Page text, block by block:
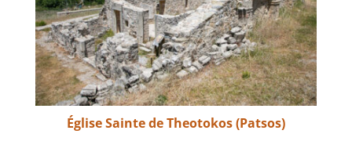
Église Sainte de Theotokos (Patsos)